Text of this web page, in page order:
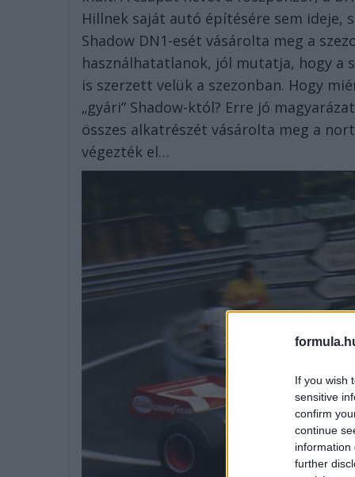
If you wish
sensitive
confirm
continue
information
further
Hillnek saját autó építésére sem ideje,
Shadow DN1-esét vásárolta meg a
használhatatlanok, jól mutatja, hogy a
is szerzett velük a szezonban. Hogy
„gyári” Shadow-któl? Erre jó
összes alkatrészét vásárolta meg a
végezték el…